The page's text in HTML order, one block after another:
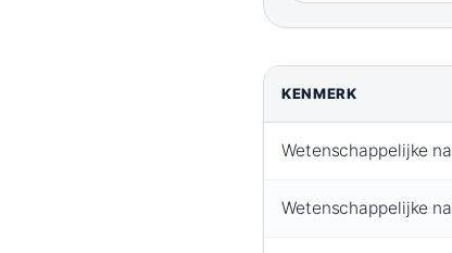
KENMERK
Wetenschappelijke
Wetenschappelijke